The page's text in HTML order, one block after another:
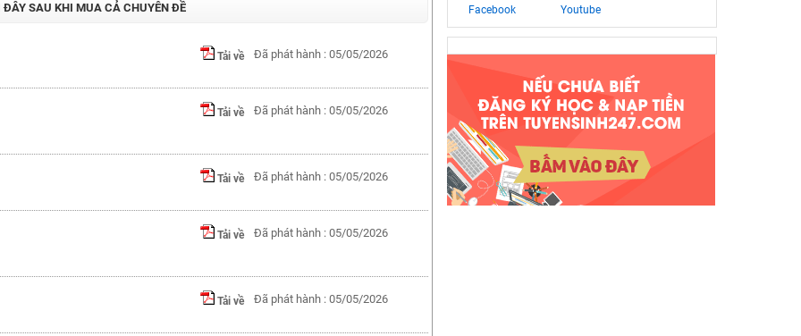
SAU KHI MUA CẢ CHUYÊN ĐỀ
Tải về Đã phát hành : 05/05/2026
Tải về Đã phát hành : 05/05/2026
Tải về Đã phát hành : 05/05/2026
Tải về Đã phát hành : 05/05/2026
Tải về Đã phát hành : 05/05/2026
Facebook Youtube